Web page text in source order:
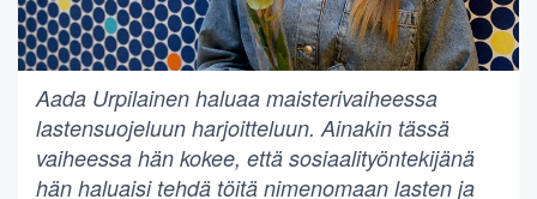
Aada Urpilainen haluaa maisterivaiheessa
lastensuojeluun harjoitteluun. Ainakin tässä
vaiheessa hän kokee, että sosiaalityöntekijänä
hän haluaisi tehdä töitä nimenomaan lasten ja